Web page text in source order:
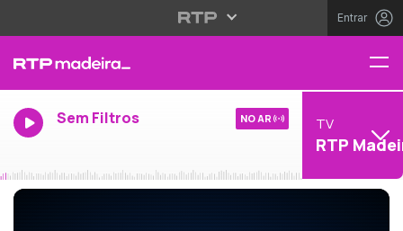
Entrar
Sem Filtros NO AR TV
RTP